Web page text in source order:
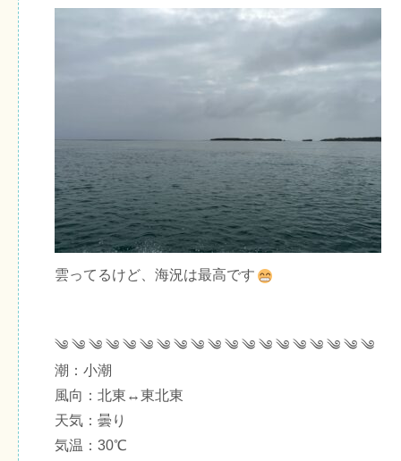
雲ってるけど、海況は最高です
༄ ༄ ༄ ༄ ༄ ༄ ༄ ༄ ༄ ༄ ༄ ༄ ༄ ༄ ༄ ༄ ༄ ༄ ༄
潮：小潮
風向：北東↔東北東
天気：曇り
気温：30℃